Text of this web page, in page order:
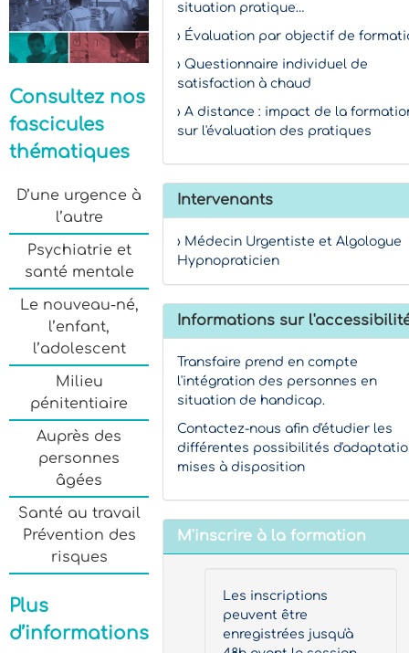
Consultez nos
fascicules
thématiques
D’une urgence à
l’autre
Psychiatrie et
santé mentale
Le nouveau-né,
l’enfant,
l’adolescent
Milieu
pénitentiaire
Auprès des
personnes
âgées
Santé au travail
Prévention des
risques
Plus
d’informations
situation pratique…
› Évaluation par objectif de
› Questionnaire individuel de
satisfaction à chaud
› A distance : impact de la
sur l'évaluation des pratiques
Intervenants
› Médecin Urgentiste et Algologue
Hypnopraticien
Informations sur
Transfaire prend en compte
l'intégration des personnes en
situation de handicap.
Contactez-nous afin d'étudier les
différentes possibilités
mises à disposition
M'inscrire à la formation
Les inscriptions
peuvent être
enregistrées jusqu'à